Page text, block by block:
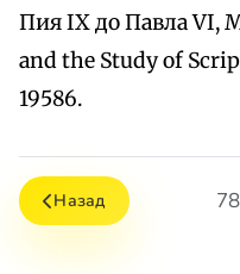
Пия IX до Павла VI,
and the Study of
19586.
Назад